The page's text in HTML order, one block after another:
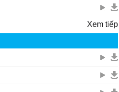
Xem tiếp